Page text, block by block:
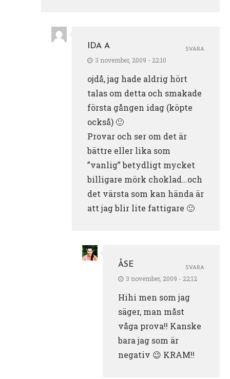
IDA A
3 november, 2009 - 22:10
ojdå, jag hade aldrig hört
talas om detta och smakade
första gången idag (köpte
också) 🙂
Provar och ser om det är
bättre eller lika som
”vanlig” betydligt mycket
billigare mörk choklad…och
det värsta som kan hända är
att jag blir lite fattigare 🙂
SVARA
ÅSE
3 november, 2009 - 22:12
Hihi men som jag
säger, man måst
våga prova!! Kanske
bara jag som är
negativ 😉 KRAM!!
SVARA